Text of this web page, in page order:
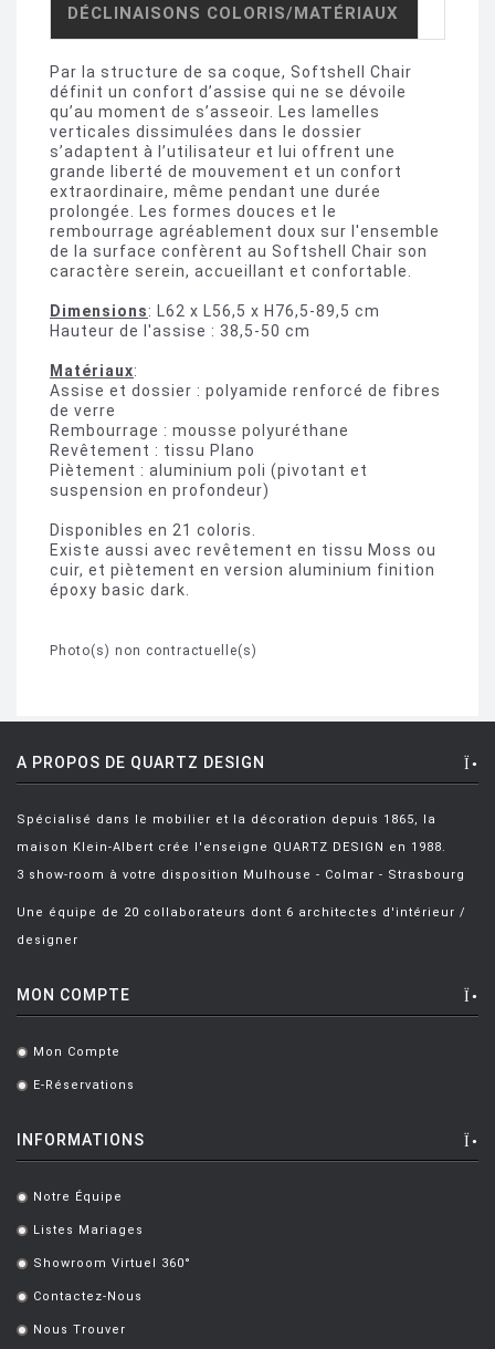
DÉCLINAISONS COLORIS/MATÉRIAUX
Par la structure de sa coque, Softshell Chair
définit un confort d’assise qui ne se dévoile
qu’au moment de s’asseoir. Les lamelles
verticales dissimulées dans le dossier
s’adaptent à l’utilisateur et lui offrent une
grande liberté de mouvement et un confort
extraordinaire, même pendant une durée
prolongée. Les formes douces et le
rembourrage agréablement doux sur l'ensemble
de la surface confèrent au Softshell Chair son
caractère serein, accueillant et confortable.
Dimensions: L62 x L56,5 x H76,5-89,5 cm
Hauteur de l'assise : 38,5-50 cm
Matériaux:
Assise et dossier : polyamide renforcé de fibres
de verre
Rembourrage : mousse polyuréthane
Revêtement : tissu Plano
Piètement : aluminium poli (pivotant et
suspension en profondeur)
Disponibles en 21 coloris.
Existe aussi avec revêtement en tissu Moss ou
cuir, et piètement en version aluminium finition
époxy basic dark.
Photo(s) non contractuelle(s)
A PROPOS DE QUARTZ DESIGN
Spécialisé dans le mobilier et la décoration depuis 1865, la
maison Klein-Albert crée l'enseigne QUARTZ DESIGN en 1988.
3 show-room à votre disposition Mulhouse - Colmar - Strasbourg
Une équipe de 20 collaborateurs dont 6 architectes d'intérieur /
designer
MON COMPTE
. Mon Compte
. E-Réservations
INFORMATIONS
. Notre Équipe
. Listes Mariages
. Showroom Virtuel 360°
. Contactez-Nous
. Nous Trouver